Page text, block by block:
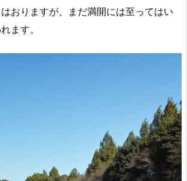
おりますが、まだ満開には至ってはい
ます。